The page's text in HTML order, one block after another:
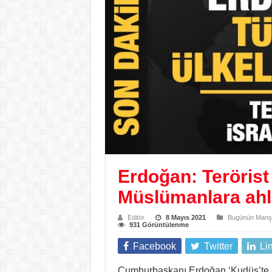
Erdoğan:
Müslümanlara
Editör 8 Mayıs 2021 Bugünün
931 Görüntülenme
Facebook Twitter